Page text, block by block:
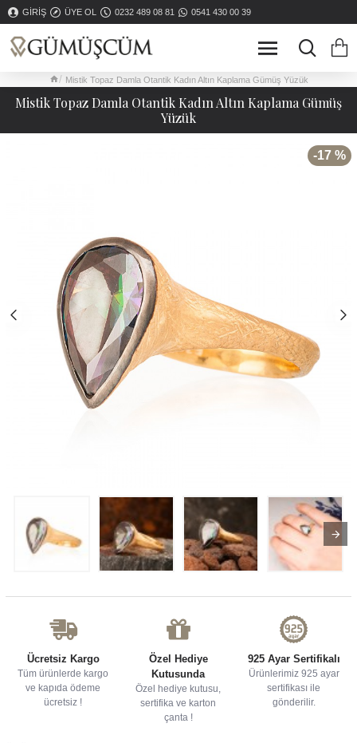
GIRIŞ ÜYE OL 0232 489 08 81 0541 430 00 39
Mistik Topaz Damla Otantik Kadın Altın Kaplama Gümüş Yüzük
Mistik Topaz Damla Otantik Kadın Altın Kaplama Gümüş
Yüzük
-17 %
Ücretsiz Kargo
Tüm ürünlerde kargo
ve kapıda ödeme
ücretsiz !
Özel Hediye
Kutusunda
Özel hediye kutusu,
sertifika ve karton
çanta !
925 Ayar Sertifikalı
Ürünlerimiz 925 ayar
sertifikası ile
gönderilir.